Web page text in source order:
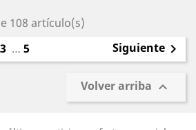
108 artículo(s)
3 … 5 Siguiente 
Volver arriba 